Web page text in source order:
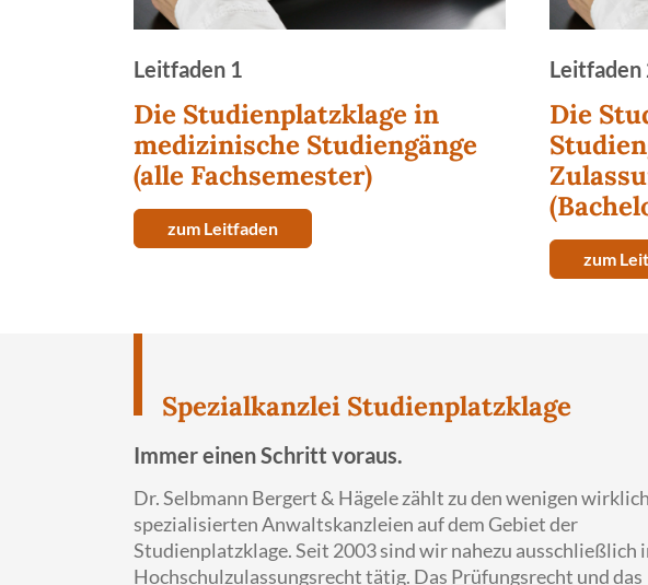
Leitfaden 1
Die Studienplatzklage in
medizinische Studiengänge
(alle Fachsemester)
zum Leitfaden
Leitfaden
Die
zum
Spezialkanzlei Studienplatzklage
Immer einen Schritt voraus.
Dr. Selbmann Bergert & Hägele zählt zu den wenigen wirklich
spezialisierten Anwaltskanzleien auf dem Gebiet der
Studienplatzklage. Seit 2003 sind wir nahezu ausschließlich
Hochschulzulassungsrecht tätig. Das Prüfungsrecht und das